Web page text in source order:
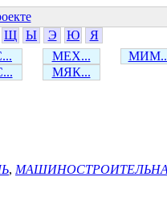
Щ Ы Э Ю
Я
МЕХ...
МЯК...
,